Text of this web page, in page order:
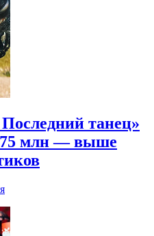
танец»
млн — выше